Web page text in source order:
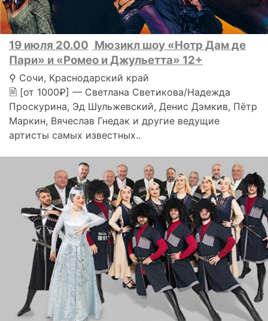
19 июля 20.00 Мюзикл шоу «Нотр Дам де
Пари» и «Ромео и Джульетта» 12+
⚲ Сочи, Краснодарский край
🗎 [от 1000₽] — Светлана Светикова/Надежда
Проскурина, Эд Шульжевский, Денис Дэмкив, Пётр
Маркин, Вячеслав Гнедак и другие ведущие
артисты самых известных..